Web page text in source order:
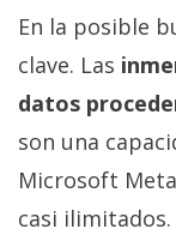
En la posible
clave. Las
datos
son una
Microsoft
casi ilimitados.